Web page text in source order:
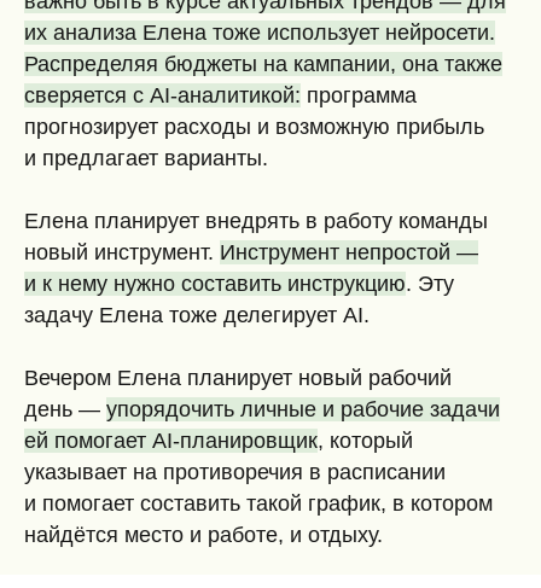
их анализа Елена тоже использует нейросети.
Распределяя бюджеты на кампании, она также
сверяется с AI-аналитикой: программа
прогнозирует расходы и возможную прибыль
и предлагает варианты.
Елена планирует внедрять в работу команды
новый инструмент. Инструмент непростой —
и к нему нужно составить инструкцию. Эту
задачу Елена тоже делегирует AI.
Вечером Елена планирует новый рабочий
день — упорядочить личные и рабочие задачи
ей помогает AI-планировщик, который
указывает на противоречия в расписании
и помогает составить такой график, в котором
найдётся место и работе, и отдыху.